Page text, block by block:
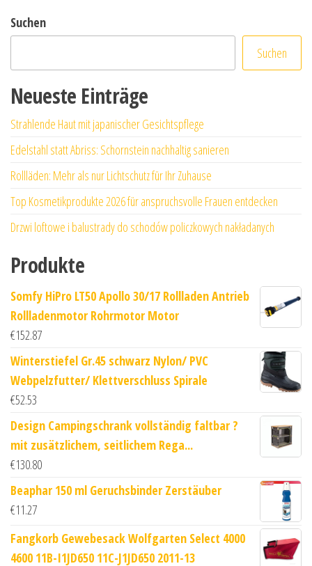
Suchen
Suchen
Neueste Einträge
Strahlende Haut mit japanischer Gesichtspflege
Edelstahl statt Abriss: Schornstein nachhaltig sanieren
Rollläden: Mehr als nur Lichtschutz für Ihr Zuhause
Top Kosmetikprodukte 2026 für anspruchsvolle Frauen entdecken
Drzwi loftowe i balustrady do schodów policzkowych nakładanych
Produkte
Somfy HiPro LT50 Apollo 30/17 Rollladen Antrieb
Rollladenmotor Rohrmotor Motor
€152.87
Winterstiefel Gr.45 schwarz Nylon/ PVC
Webpelzfutter/ Klettverschluss Spirale
€52.53
Design Campingschrank vollständig faltbar ?
mit zusätzlichem, seitlichem Rega...
€130.80
Beaphar 150 ml Geruchsbinder Zerstäuber
€11.27
Fangkorb Gewebesack Wolfgarten Select 4000
4600 11B-I1JD650 11C-J1JD650 2011-13